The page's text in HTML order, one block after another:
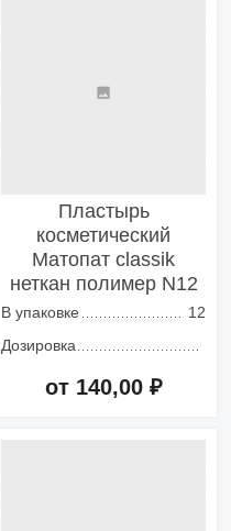
Пластырь
косметический
Матопат classik
неткан полимер N12
В упаковке
12
Дозировка
от 140,00 ₽